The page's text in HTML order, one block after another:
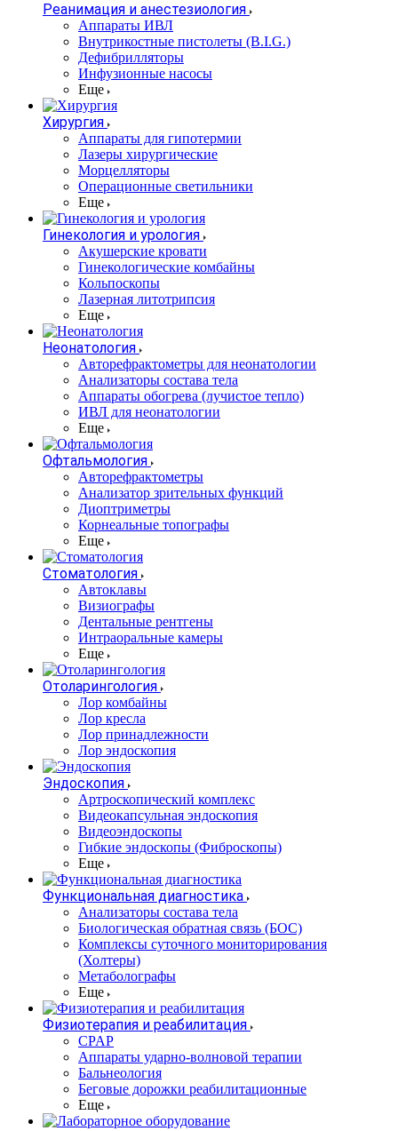
Реанимация и анестезиология
Аппараты ИВЛ
Внутрикостные пистолеты (B.I.G.)
Дефибрилляторы
Инфузионные насосы
Еще
Хирургия
Аппараты для гипотермии
Лазеры хирургические
Морцелляторы
Операционные светильники
Еще
Гинекология и урология
Акушерские кровати
Гинекологические комбайны
Кольпоскопы
Лазерная литотрипсия
Еще
Неонатология
Авторефрактометры для неонатологии
Анализаторы состава тела
Аппараты обогрева (лучистое тепло)
ИВЛ для неонатологии
Еще
Офтальмология
Авторефрактометры
Анализатор зрительных функций
Диоптриметры
Корнеальные топографы
Еще
Стоматология
Автоклавы
Визиографы
Дентальные рентгены
Интраоральные камеры
Еще
Отоларингология
Лор комбайны
Лор кресла
Лор принадлежности
Лор эндоскопия
Эндоскопия
Артроскопический комплекс
Видеокапсульная эндоскопия
Видеоэндоскопы
Гибкие эндоскопы (Фиброcкопы)
Еще
Функциональная диагностика
Анализаторы состава тела
Биологическая обратная связь (БОС)
Комплексы суточного мониторирования
(Холтеры)
Метаболографы
Еще
Физиотерапия и реабилитация
CPAP
Аппараты ударно-волновой терапии
Бальнеология
Беговые дорожки реабилитационные
Еще